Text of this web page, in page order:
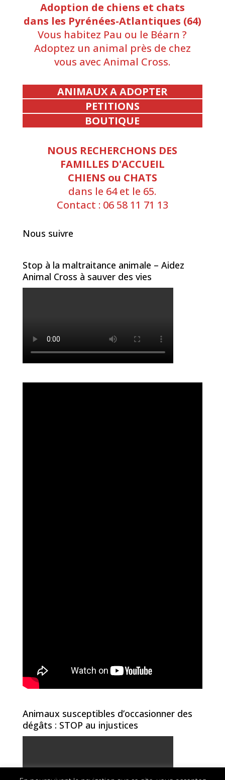
Adoption de chiens et chats
dans les Pyrénées-Atlantiques (64)
Vous habitez Pau ou le Béarn ?
Adoptez un animal près de chez
vous avec Animal Cross.
ANIMAUX A ADOPTER
PETITIONS
BOUTIQUE
NOUS RECHERCHONS DES
FAMILLES D'ACCUEIL
CHIENS ou CHATS
dans le 64 et le 65.
Contact : 06 58 11 71 13
Nous suivre
Stop à la maltraitance animale – Aidez
Animal Cross à sauver des vies
Animaux susceptibles d’occasionner des
dégâts : STOP au injustices